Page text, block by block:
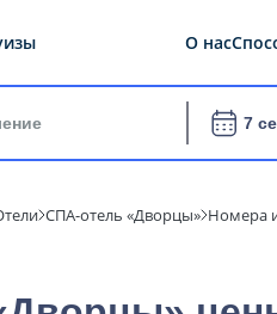
О нас
7
СПА-отель «Дворцы» Номера